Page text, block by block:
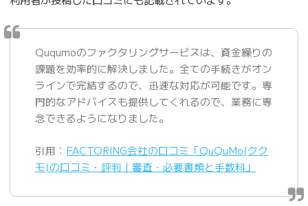
Ququmoのファクタリングサービスは、資金繰りの
課題を効率的に解決しました。全ての手続きがオン
ラインで完結するので、迅速な対応が可能です。専
門的なアドバイスも提供してくれるので、業務に専
念できるようになりました。
引用： FACTORING会社の口コミ「QuQuMo(クク
モ)の口コミ・評判｜審査・必要書類と手数料」